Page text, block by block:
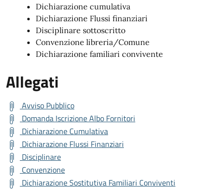
Dichiarazione cumulativa
Dichiarazione Flussi finanziari
Disciplinare sottoscritto
Convenzione libreria/Comune
Dichiarazione familiari convivente
Allegati
Avviso Pubblico
Domanda Iscrizione Albo Fornitori
Dichiarazione Cumulativa
Dichiarazione Flussi Finanziari
Disciplinare
Convenzione
Dichiarazione Sostitutiva Familiari Conviventi